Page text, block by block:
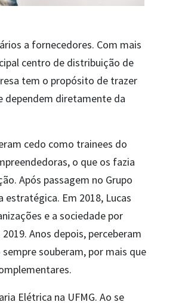
a fornecedores. Com mais
centro de distribuição de
tem o propósito de trazer
dependem diretamente da
cedo como trainees do
o que os fazia
Após passagem no Grupo
Em 2018, Lucas
e a sociedade por
Anos depois, perceberam
souberam, por mais que
Elétrica na UFMG. Ao se